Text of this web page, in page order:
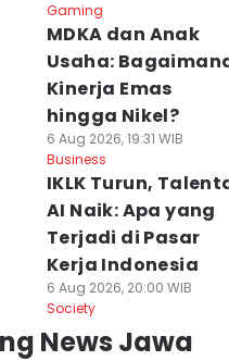
Gaming
MDKA dan Anak
Usaha:
Kinerja Emas
hingga Nikel?
6 Aug 2026, 19:31 WIB
Business
IKLK Turun,
AI Naik: Apa yang
Terjadi di Pasar
Kerja Indonesia
6 Aug 2026, 20:00 WIB
Society
News Jawa